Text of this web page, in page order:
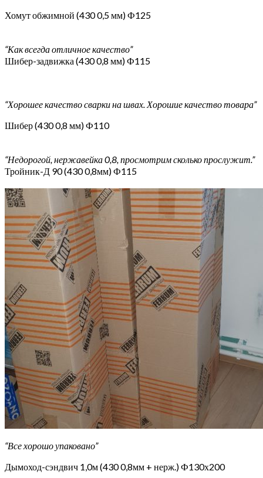
Хомут обжимной (430 0,5 мм) Ф125
“Как всегда отличное качество”
Шибер-задвижка (430 0,8 мм) Ф115
“Хорошее качество сварки на швах. Хорошие качество товара”
Шибер (430 0,8 мм) Ф110
“Недорогой, нержавейка 0,8, просмотрим сколько прослужит.”
Тройник-Д 90 (430 0,8мм) Ф115
“Все хорошо упаковано”
Дымоход-сэндвич 1,0м (430 0,8мм + нерж.) Ф130х200